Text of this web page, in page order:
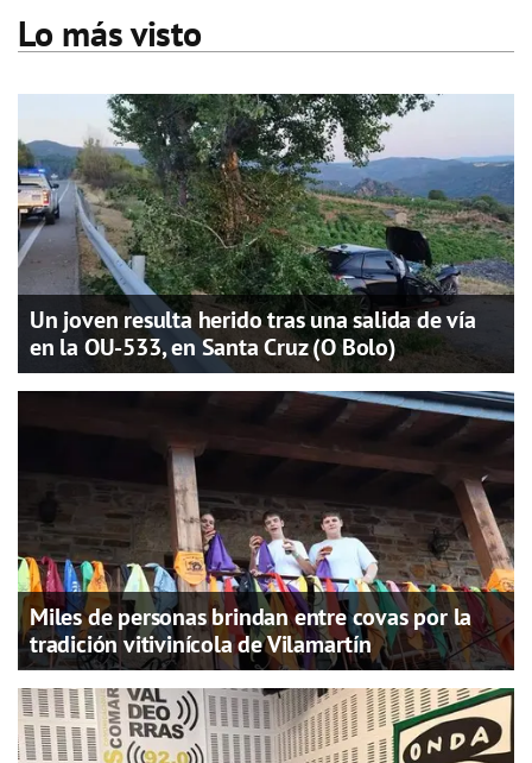
Lo más visto
Un joven resulta herido tras una salida de vía
en la OU-533, en Santa Cruz (O Bolo)
Miles de personas brindan entre covas por la
tradición vitivinícola de Vilamartín